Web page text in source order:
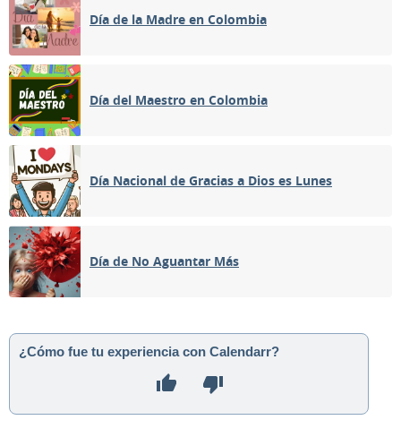
Día de la Madre en Colombia
Día del Maestro en Colombia
Día Nacional de Gracias a Dios es Lunes
Día de No Aguantar Más
¿Cómo fue tu experiencia con Calendarr?